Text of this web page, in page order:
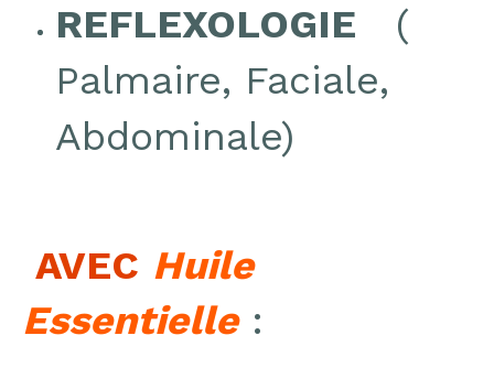
REFLEXOLOGIE (
Palmaire, Faciale,
Abdominale)
AVEC Huile
Essentielle: